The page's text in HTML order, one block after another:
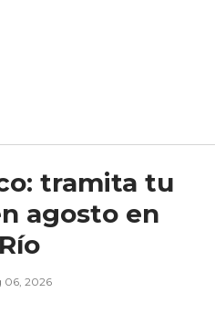
tramita tu
agosto en
06, 2026